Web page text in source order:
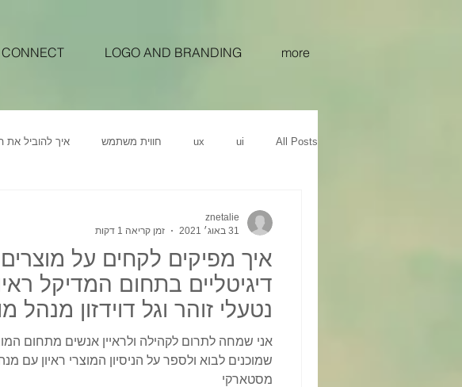
LOGO AND BRANDING more
All Posts
ui
ux חווית משתמש איך להוביל את
איך להעלות מכירות באמצעות מיתוג נכו איך להעלות
איך מפיקים לקחים על מוצרים
דיגיטליים בתחום המדיקל
נטעלי זוהר וגל דוידזון מנהל
בסטארקי
שמוכנים לבוא ולספר על הניסיון
מסטארקי
znetalie
31 באוג׳ 2021
זמן קריאה 1 דקות